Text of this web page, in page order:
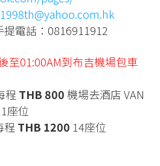
電話：0816911912
至01:00AM到布吉機場包車
程 THB 800機場去酒店 VAN
座位
程 THB 1200 14座位